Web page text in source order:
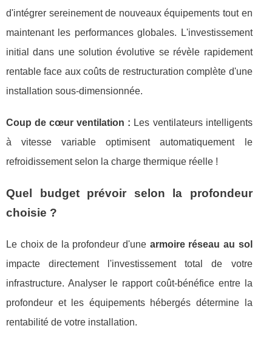
d'intégrer sereinement de nouveaux équipements tout en
maintenant les performances globales. L'investissement
initial dans une solution évolutive se révèle rapidement
rentable face aux coûts de restructuration complète d'une
installation sous-dimensionnée.
Coup de cœur ventilation : Les ventilateurs intelligents
à vitesse variable optimisent automatiquement le
refroidissement selon la charge thermique réelle !
Quel budget prévoir selon la profondeur
choisie ?
Le choix de la profondeur d'une armoire réseau au sol
impacte directement l'investissement total de votre
infrastructure. Analyser le rapport coût-bénéfice entre la
profondeur et les équipements hébergés détermine la
rentabilité de votre installation.